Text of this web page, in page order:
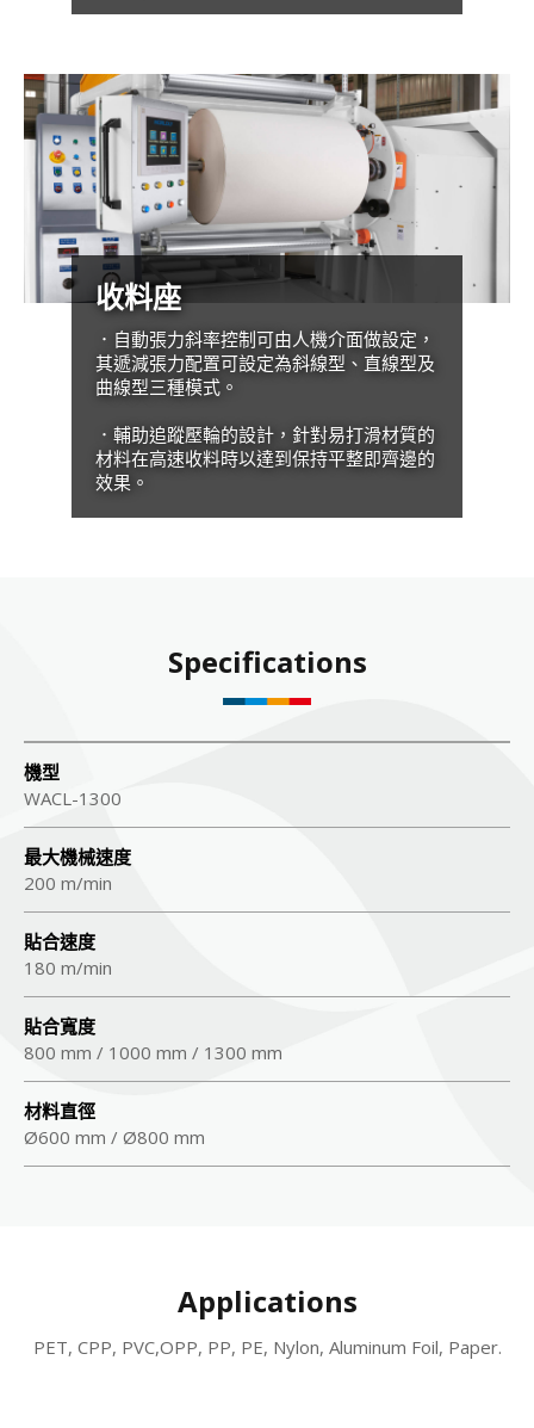
收料座
．自動張力斜率控制可由人機介面做設定，
其遞減張力配置可設定為斜線型、直線型及
曲線型三種模式。
．輔助追蹤壓輪的設計，針對易打滑材質的
材料在高速收料時以達到保持平整即齊邊的
效果。
Specifications
機型
WACL-1300
最大機械速度
200 m/min
貼合速度
180 m/min
貼合寬度
800 mm / 1000 mm / 1300 mm
材料直徑
Ø600 mm / Ø800 mm
Applications
PET, CPP, PVC,OPP, PP, PE, Nylon, Aluminum Foil, Paper.